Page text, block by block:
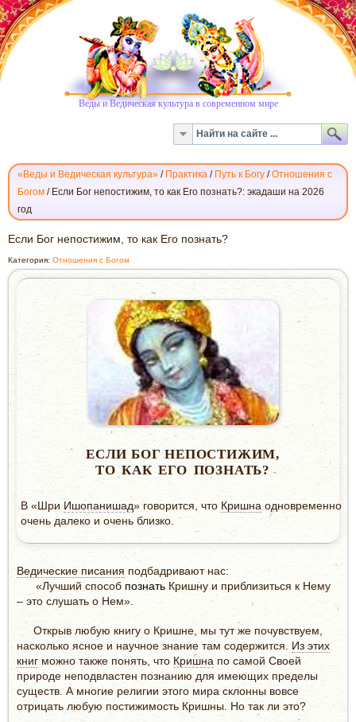
Веды и Ведическая культура в современном мире
«Веды и Ведическая культура» / Практика / Путь к Богу /Отношения с
Богом / Если Бог непостижим, то как Его познать?: экадаши на 2026
год
ЕСЛИ
БОГ
НЕПОСТИЖИМ,
ТО
КАК
ПОЗНАТЬ?
Если Бог непостижим, то как Его познать?
Категория: Отношения с Богом
ЕСЛИ БОГ НЕПОСТИЖИМ,
ТО КАК ЕГО ПОЗНАТЬ?
В «Шри Ишопанишад» говорится, что Кришна одновременно
очень далеко и очень близко.
Ведические писания подбадривают нас:
«Лучший способ познать Кришну и приблизиться к Нему
– это слушать о Нем».
Открыв любую книгу о Кришне, мы тут же почувствуем,
насколько ясное и научное знание там содержится. Из этих
книг можно также понять, что Кришна по самой Своей
природе неподвластен познанию для имеющих пределы
существ. А многие религии этого мира склонны вовсе
отрицать любую постижимость Кришны. Но так ли это?